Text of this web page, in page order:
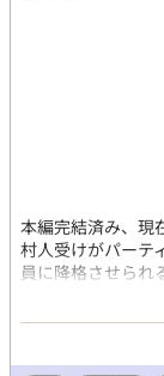
本編完結済み、現
村人受けがパーテ
員に降格させられ
めの幼馴染優男
悪いじめっ子気質
め ※基本無理矢
ロ、胸糞、なんで